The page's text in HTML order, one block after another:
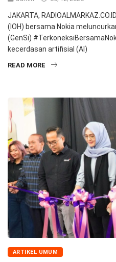
JAKARTA,
(IOH) bersama Nokia
(GenSi)
kecerdasan artifisial (AI)
READ MORE
ARTIKEL UMUM